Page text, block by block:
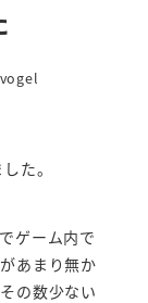
た。
ゲーム内で
あまり無か
の数少ない